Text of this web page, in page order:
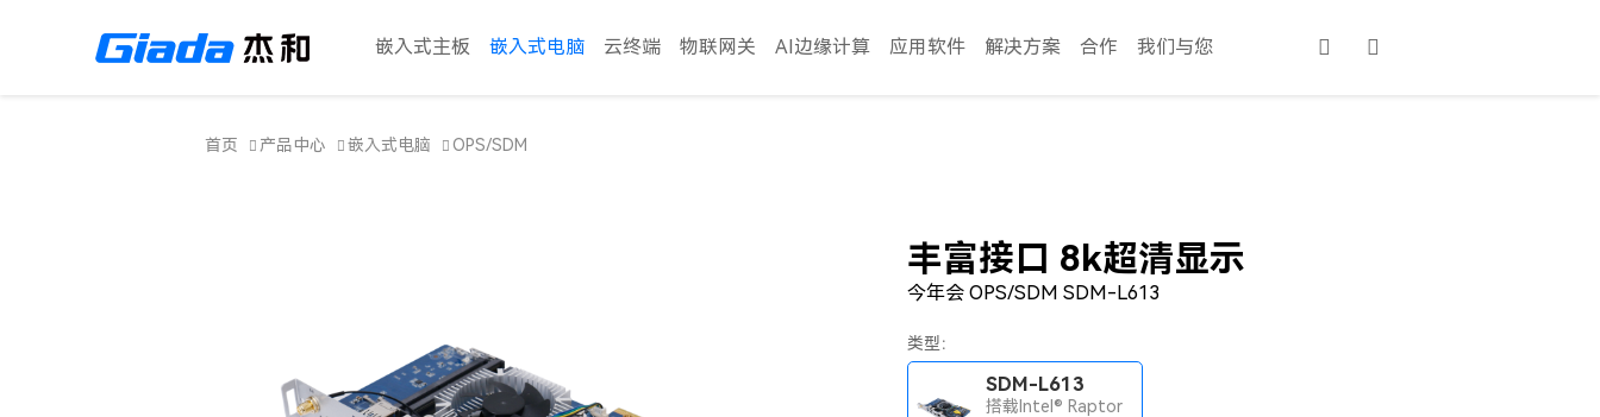
嵌入式主板 嵌入式电脑 云终端 物联网关 AI边缘计算 应用软件 解决方案 合作 我们与您
首页 产品中心 嵌入式电脑 OPS/SDM
丰富接口 8k超清显示
今年会 OPS/SDM SDM-L613
类型：
SDM-L613
搭载Intel® Raptor